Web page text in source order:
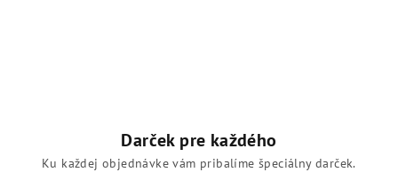
Darček pre každého
Ku každej objednávke vám pribalíme špeciálny darček.